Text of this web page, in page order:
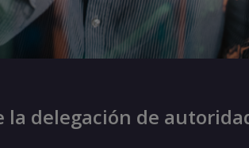
la delegación de